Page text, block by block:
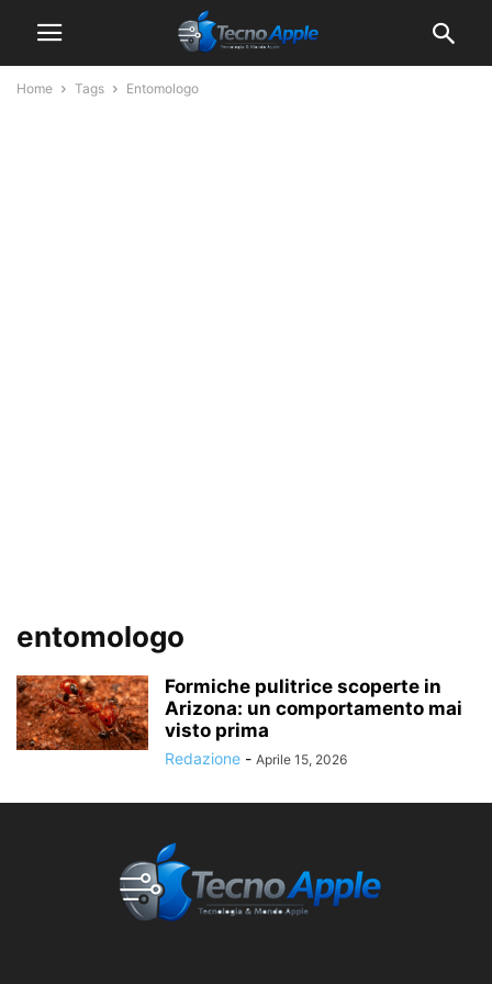
Home Tags Entomologo
entomologo
Formiche pulitrice scoperte in
Arizona: un comportamento mai
visto prima
Redazione - Aprile 15, 2026